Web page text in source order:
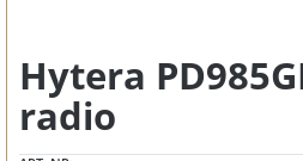
Hytera
radio